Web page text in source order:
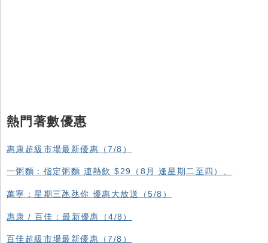
熱門著數優惠
惠康超級市場最新優惠（7/8）
一粥麵：指定粥麵 連熱飲 $29（8月 逢星期二至四）、
萬寧：星期三氹氹你 優惠大放送（5/8）
惠康 / 百佳：最新優惠（4/8）
百佳超級市場最新優惠（7/8）